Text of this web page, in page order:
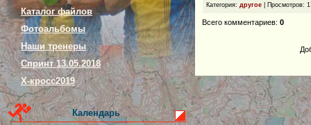
Каталог файлов
Фотоальбомы
Наши тренеры
Спринт 13.05.2018
Х-кросс2019
Календарь
Категория: другое Просмотров:
Всего комментариев: 0